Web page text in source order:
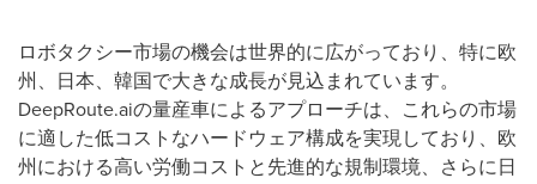
ロボタクシー市場の機会は世界的に広がっており、特に欧
州、日本、韓国で大きな成長が見込まれています。
DeepRoute.aiの量産車によるアプローチは、これらの市場
に適した低コストなハードウェア構成を実現しており、欧
州における高い労働コストと先進的な規制環境、さらに日